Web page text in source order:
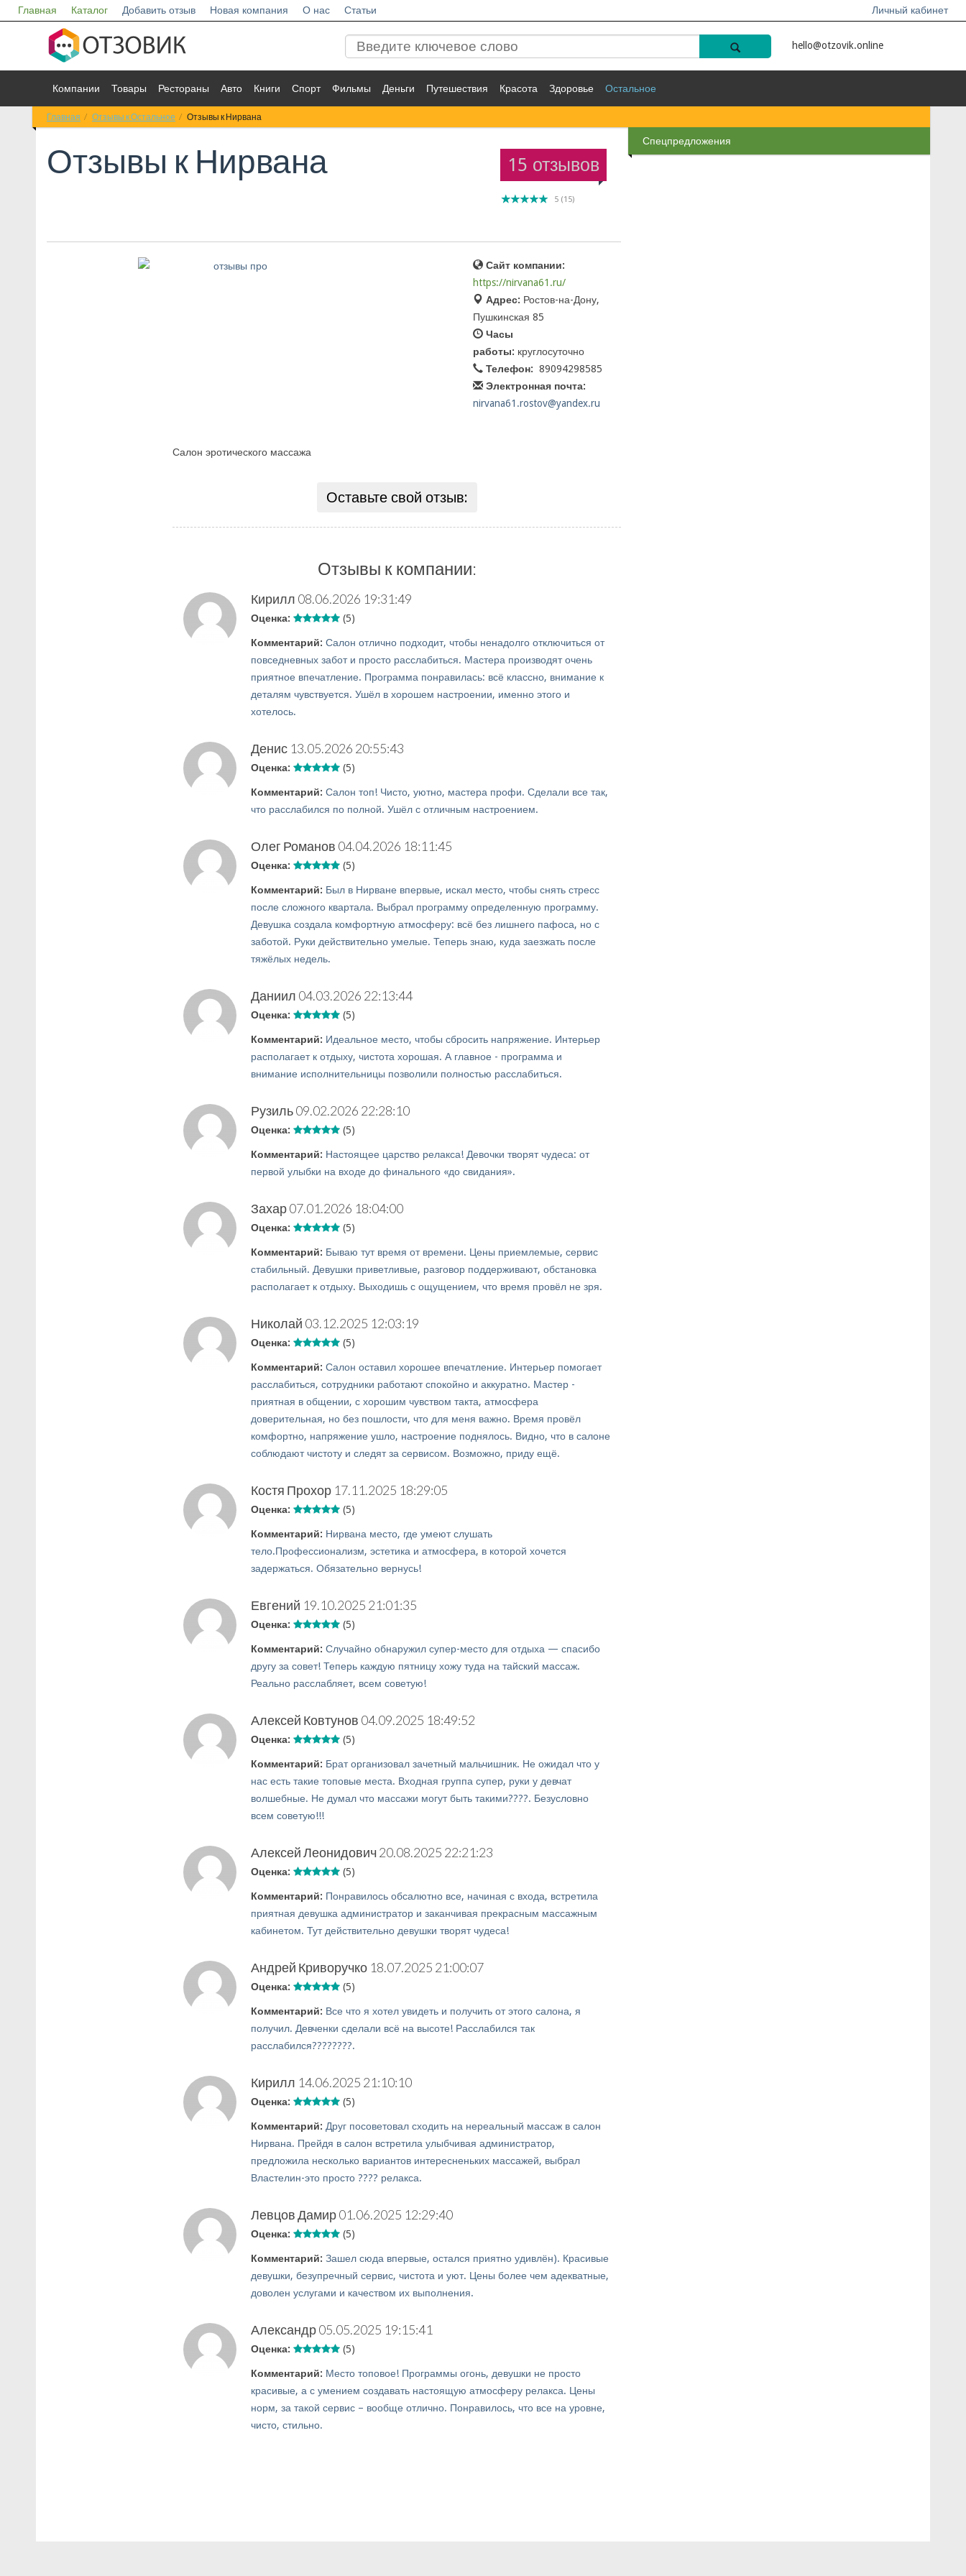
Главная Каталог Добавить отзыв Новая компания О нас Статьи Личный кабинет
hello@otzovik.online
Компании Товары Рестораны Авто Книги Спорт Фильмы Деньги Путешествия Красота Здоровье Остальное
Главная Отзывы к Остальное Отзывы к Нирвана
15 отзывов
5 (15)
Отзывы к Нирвана
Сайт компании:
https://nirvana61.ru/
Адрес: Ростов-на-Дону,
Пушкинская 85
Часы
работы: круглосуточно
Телефон: 89094298585
Электронная почта:
nirvana61.rostov@yandex.ru
Салон эротического массажа
Оставьте свой отзыв:
Отзывы к компании:
Кирилл 08.06.2026 19:31:49
Оценка: (5)
Комментарий: Салон отлично подходит, чтобы ненадолго отключиться от
повседневных забот и просто расслабиться. Мастера производят очень
приятное впечатление. Программа понравилась: всё классно, внимание к
деталям чувствуется. Ушёл в хорошем настроении, именно этого и
хотелось.
Денис 13.05.2026 20:55:43
Оценка: (5)
Комментарий: Салон топ! Чисто, уютно, мастера профи. Сделали все так,
что расслабился по полной. Ушёл с отличным настроением.
Олег Романов 04.04.2026 18:11:45
Оценка: (5)
Комментарий: Был в Нирване впервые, искал место, чтобы снять стресс
после сложного квартала. Выбрал программу определенную программу.
Девушка создала комфортную атмосферу: всё без лишнего пафоса, но с
заботой. Руки действительно умелые. Теперь знаю, куда заезжать после
тяжёлых недель.
Даниил 04.03.2026 22:13:44
Оценка: (5)
Комментарий: Идеальное место, чтобы сбросить напряжение. Интерьер
располагает к отдыху, чистота хорошая. А главное - программа и
внимание исполнительницы позволили полностью расслабиться.
Рузиль09.02.2026 22:28:10
Оценка: (5)
Комментарий: Настоящее царство релакса! Девочки творят чудеса: от
первой улыбки на входе до финального «до свидания».
Захар07.01.2026 18:04:00
Оценка: (5)
Комментарий: Бываю тут время от времени. Цены приемлемые, сервис
стабильный. Девушки приветливые, разговор поддерживают, обстановка
располагает к отдыху. Выходишь с ощущением, что время провёл не зря.
Николай 03.12.2025 12:03:19
Оценка: (5)
Комментарий: Салон оставил хорошее впечатление. Интерьер помогает
расслабиться, сотрудники работают спокойно и аккуратно. Мастер -
приятная в общении, с хорошим чувством такта, атмосфера
доверительная, но без пошлости, что для меня важно. Время провёл
комфортно, напряжение ушло, настроение поднялось. Видно, что в салоне
соблюдают чистоту и следят за сервисом. Возможно, приду ещё.
Костя Прохор 17.11.2025 18:29:05
Оценка: (5)
Комментарий: Нирвана место, где умеют слушать
тело.Профессионализм, эстетика и атмосфера, в которой хочется
задержаться. Обязательно вернусь!
Евгений 19.10.2025 21:01:35
Оценка: (5)
Комментарий: Случайно обнаружил супер-место для отдыха — спасибо
другу за совет! Теперь каждую пятницу хожу туда на тайский массаж.
Реально расслабляет, всем советую!
Алексей Ковтунов 04.09.2025 18:49:52
Оценка: (5)
Комментарий: Брат организовал зачетный мальчишник. Не ожидал что у
нас есть такие топовые места. Входная группа супер, руки у девчат
волшебные. Не думал что массажи могут быть такими????. Безусловно
всем советую!!!
Алексей Леонидович20.08.2025 22:21:23
Оценка: (5)
Комментарий: Понравилось обсалютно все, начиная с входа, встретила
приятная девушка администратор и заканчивая прекрасным массажным
кабинетом. Тут действительно девушки творят чудеса!
Андрей Криворучко 18.07.2025 21:00:07
Оценка: (5)
Комментарий: Все что я хотел увидеть и получить от этого салона, я
получил. Девченки сделали всё на высоте! Расслабился так
расслабился????????.
Кирилл 14.06.2025 21:10:10
Оценка: (5)
Комментарий: Друг посоветовал сходить на нереальный массаж в салон
Нирвана. Прейдя в салон встретила улыбчивая администратор,
предложила несколько вариантов интересненьких массажей, выбрал
Властелин-это просто ???? релакса.
Левцов Дамир01.06.2025 12:29:40
Оценка: (5)
Комментарий: Зашел сюда впервые, остался приятно удивлён). Красивые
девушки, безупречный сервис, чистота и уют. Цены более чем адекватные,
доволен услугами и качеством их выполнения.
Александр05.05.2025 19:15:41
Оценка: (5)
Комментарий: Место топовое! Программы огонь, девушки не просто
красивые, а с умением создавать настоящую атмосферу релакса. Цены
норм, за такой сервис – вообще отлично. Понравилось, что все на уровне,
чисто, стильно.
Спецпредложения